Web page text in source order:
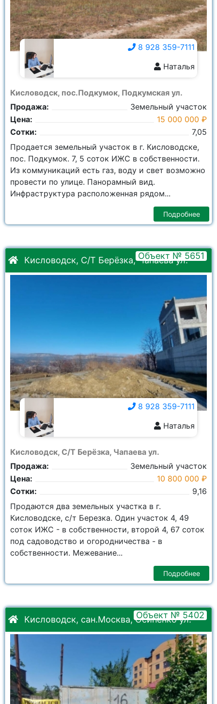
Кисловодск, пос.Подкумок, Подкумская ул.
Продажа:
Земельный участок
Цена:
15 000 000 ₽
Сотки:
7,05
8 928 359-7111
Наталья
Продается земельный участок в г. Кисловодске,
пос. Подкумок. 7, 5 соток ИЖС в собственности.
Из коммуникаций есть газ, воду и свет возможно
провести по улице. Панорамный вид.
Инфраструктура расположенная рядом...
Подробнее
Кисловодск, С/Т Берёзка, Чапаева ул.
Объект № 5651
Кисловодск, С/Т Берёзка, Чапаева ул.
Продажа:
Земельный участок
Цена:
10 800 000 ₽
Сотки:
9,16
8 928 359-7111
Наталья
Продаются два земельных участка в г.
Кисловодске, с/т Березка. Один участок 4, 49
соток ИЖС - в собственности, второй 4, 67 соток
под садоводство и огородничества - в
собственности. Межевание...
Подробнее
Кисловодск, сан.Москва, Осипенко ул.
Объект № 5402